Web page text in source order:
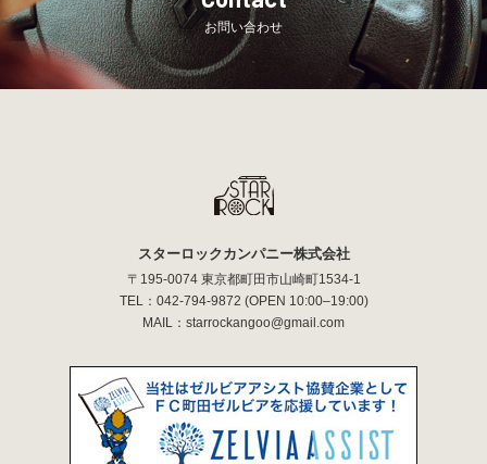
お問い合わせ
スターロックカンパニー株式会社
〒195-0074 東京都町田市山崎町1534-1
TEL： 042-794-9872 (OPEN 10:00–19:00)
MAIL： starrockangoo@gmail.com